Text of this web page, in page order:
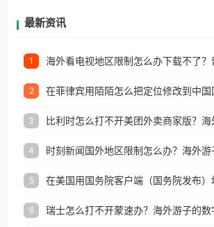
最新资讯
1
2
3
4
5
6